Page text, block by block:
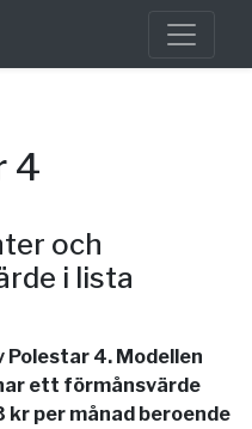
4
och
i lista
Polestar 4. Modellen
ett förmånsvärde
per månad beroende